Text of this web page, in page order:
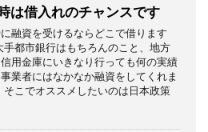
は借入れのチャンスです
融資を受けるならどこで借ります
手都市銀行はもちろんのこと、地方
用金庫にいきなり行っても何の実績
業者にはなかなか融資をしてくれま
そこでオススメしたいのは日本政策